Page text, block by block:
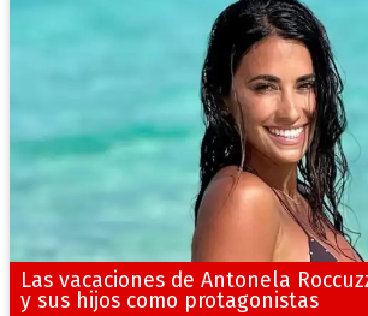
Las vacaciones de Antonela
y sus hijos como protagonistas